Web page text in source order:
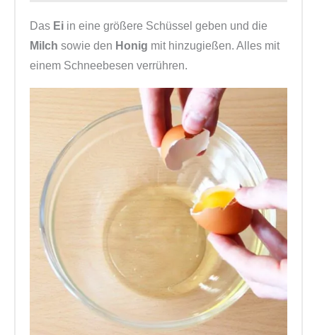
Das Ei in eine größere Schüssel geben und die
Milch sowie den Honig mit hinzugießen. Alles mit
einem Schneebesen verrühren.